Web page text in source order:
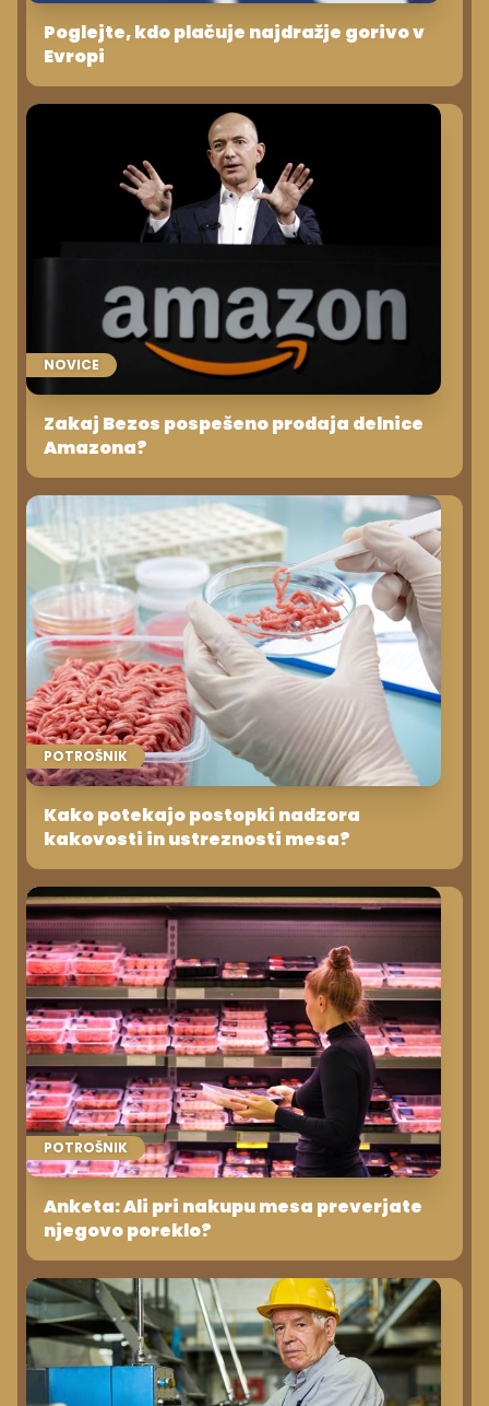
Poglejte, kdo plačuje najdražje gorivo v
Evropi
NOVICE
Zakaj Bezos pospešeno prodaja delnice
Amazona?
POTROŠNIK
Kako potekajo postopki nadzora
kakovosti in ustreznosti mesa?
POTROŠNIK
Anketa: Ali pri nakupu mesa preverjate
njegovo poreklo?